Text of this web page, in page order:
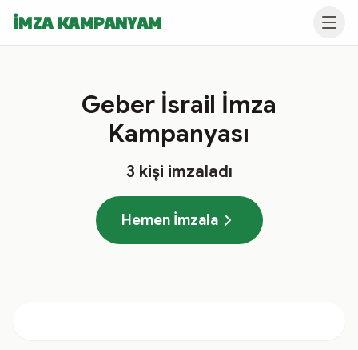
İMZA KAMPANYAM
Geber İsrail İmza
Kampanyası
3 kişi imzaladı
Hemen İmzala